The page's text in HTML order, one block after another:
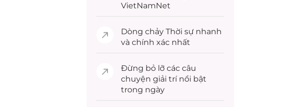
VietNamNet
Dòng chảy Thời sự nhanh
và chính xác nhất
Đừng bỏ lỡ các câu
chuyện giải trínổi bật
trong ngày